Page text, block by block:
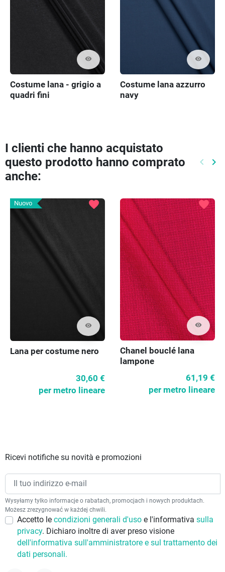
visibility
Costume lana - grigio a
quadri fini
visibility
Costume lana azzurro
navy
I clienti che hanno acquistato
questo prodotto hanno comprato
anche:
keyboard_arrow_left keyboard_arrow_right
Nuovo
visibility
favorite
Lana per costume nero
30,60 €
per metro lineare
visibility
favorite
Chanel bouclé lana
lampone
61,19 €
per metro lineare
Ricevi notifiche su novità e promozioni
Wysyłamy tylko informacje o rabatach, promocjach i nowych produktach.
Możesz zrezygnować w każdej chwili.
Accetto le condizioni generali d'uso e l'informativa sulla
privacy. Dichiaro inoltre di aver preso visione
dell'informativa sull'amministratore e sul trattamento dei
dati personali.